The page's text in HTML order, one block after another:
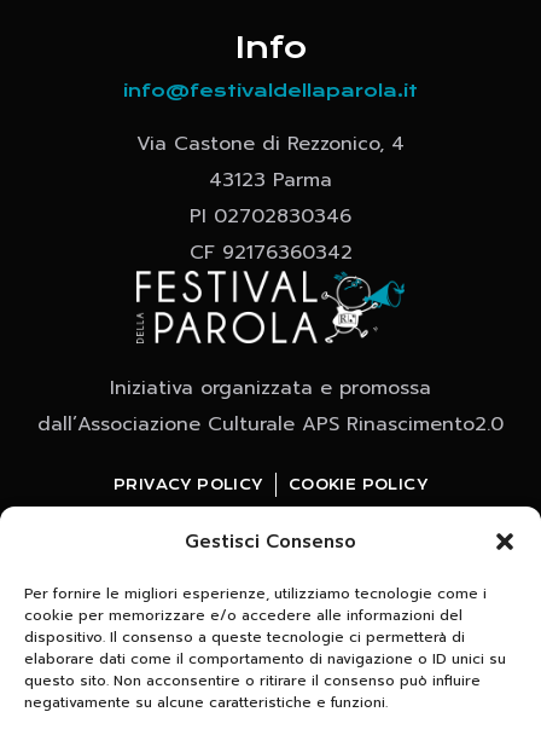
Gestisci Consenso
Per fornire le migliori esperienze, utilizziamo tecnologie come i
cookie per memorizzare e/o accedere alle informazioni del
dispositivo. Il consenso a queste tecnologie ci permetterà di
elaborare dati come il comportamento di navigazione o ID unici su
questo sito. Non acconsentire o ritirare il consenso può influire
negativamente su alcune caratteristiche e funzioni.
Info
info@festivaldellaparola.it
Via Castone di Rezzonico, 4
43123 Parma
PI 02702830346
CF 92176360342
Iniziativa organizzata e promossa
dall’Associazione Culturale APS Rinascimento2.0
PRIVACY POLICY COOKIE POLICY
Whatsapp